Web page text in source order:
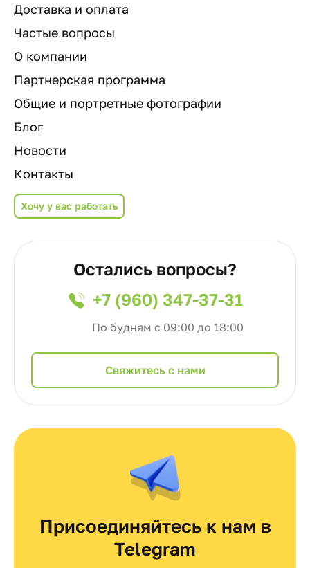
Доставка и оплата
Частые вопросы
О компании
Партнерская программа
Общие и портретные фотографии
Блог
Новости
Контакты
Хочу у вас работать
Остались вопросы?
+7 (960) 347-37-31
По будням с 09:00 до 18:00
Cвяжитесь с нами
Присоединяйтесь к нам в
Telegram